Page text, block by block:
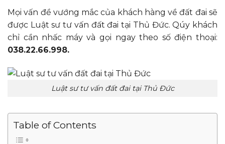
Mọi vấn đề vướng mắc của khách hàng về đất đai sẽ
được Luật sư tư vấn đất đai tại Thủ Đức. Qúy khách
chỉ cần nhấc máy và gọi ngay theo số điện thoại:
038.22.66.998.
Luật sư tư vấn đất đai tại Thủ Đức
Table of Contents